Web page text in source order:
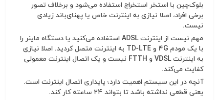
بلوک‌چین با استخر استخراج استفاده می‌شود و برخلاف تصور
برخی افراد، اصلا نیازی به اینترنت خاص یا پهنای‌باند زیادی
نیست.
مهم نیست از اینترنت ADSL استفاده می‌کنید یا دستگاه ماینر را
با یک مودم ۴G و TD-LTE به اینترنت متصل کردید. اصلا نیازی
به اینترنت VDSL و FTTH نیست و یک اتصال اینترنت معمولی
کفایت می‌کند.
آنچه در این سیستم اهمیت دارد؛ پایداری اتصال اینترنت است.
یعنی قطعی نداشته باشد تا بتواند ۲۴ ساعته کار کند.